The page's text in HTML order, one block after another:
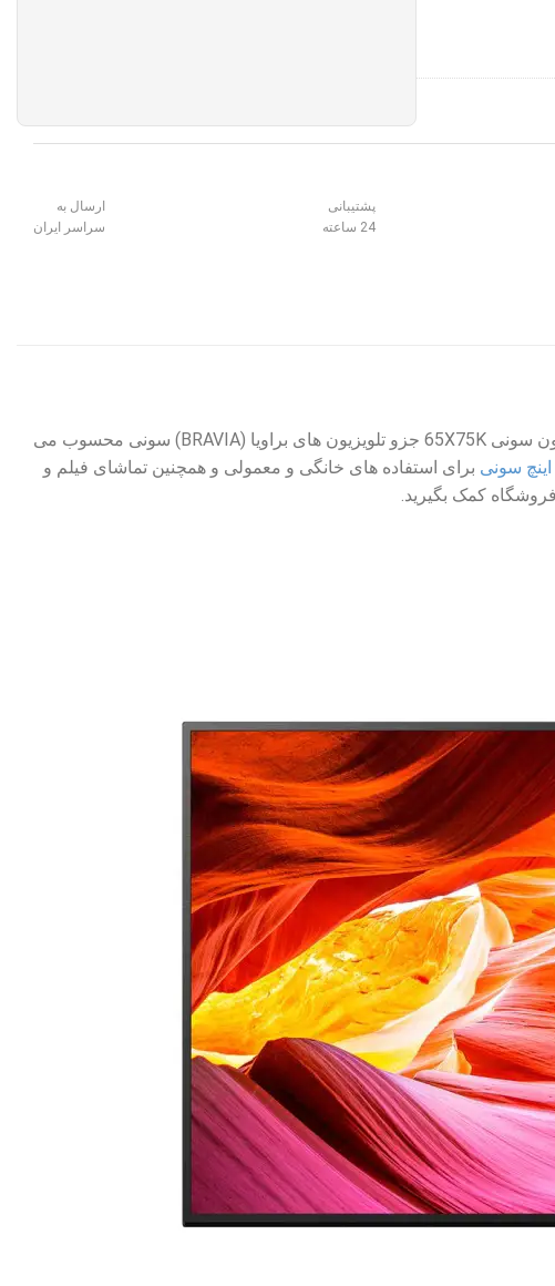
پشتیبانی
24 ساعته
ارسال به
سراسر ایران
سایز 65 اینچ یکی از تلویزیون های سری X7K و 2022 سونی است. تلویزیون سونی 65X75K جزو تلویزیون های براویا (BRAVIA) سونی محسوب می
برای استفاده های خانگی و معمولی و همچنین تماشای فیلم و
کمک بگیرید.